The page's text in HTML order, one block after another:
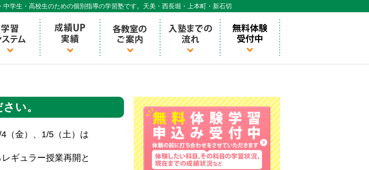
学生・高校生のための個別指導の学習塾です。天美・西長堀・上本町・新石切
ワン
い。
（金）、1/5（土）は
ギュラー授業再開と